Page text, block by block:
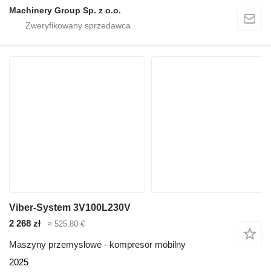
Machinery Group Sp. z o.o.
Viber-System 3V100L230V
2 268 zł
≈ 525,80 €
Maszyny przemysłowe - kompresor mobilny
2025